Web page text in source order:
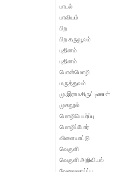
பாடல்
பாவியம்
பிற
பிற கருவூலம்
புதினம்
புதினம்
பொன்மொழி
மருத்துவம்
மு.இராமகிருட்டிணன்
முகநூல்
மொழிபெயர்ப்பு
மொழிப்போர்
விளையாட்டு
வெருளி
வெருளி அறிவியல்